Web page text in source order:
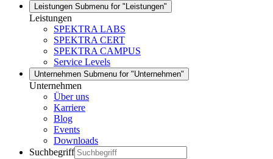
Leistungen Submenu for "Leistungen"
Leistungen
SPEKTRA LABS
SPEKTRA CERT
SPEKTRA CAMPUS
Service Levels
Unternehmen Submenu for "Unternehmen"
Unternehmen
Über uns
Karriere
Blog
Events
Downloads
Suchbegriff